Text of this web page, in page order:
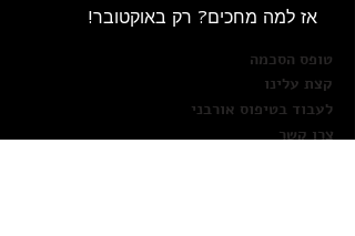
אז למה מחכים? רק באוקטובר!
טופס הסכמה
קצת עלינו
לעבוד בטיפוס אורבני
צרו קשר